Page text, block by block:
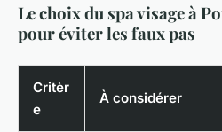
Le choix du spa visage à
pour éviter les faux pas
Critèr
e
À considérer